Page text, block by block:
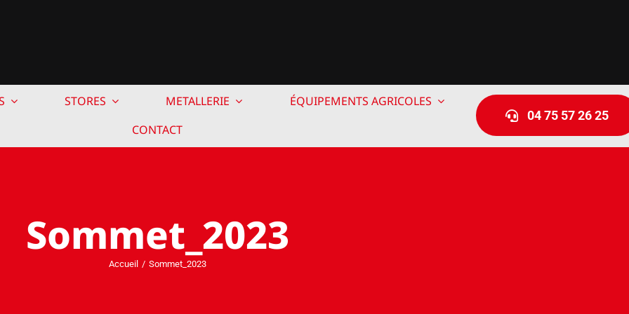
STORES METALLERIE
ÉQUIPEMENTS AGRICOLES
CONTACT
04 75 57 26 25
Sommet_2023
Accueil Sommet_2023